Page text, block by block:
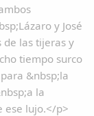
y José
de las tijeras y
tiempo surco
&nbsp;la
la
ese lujo.</p>